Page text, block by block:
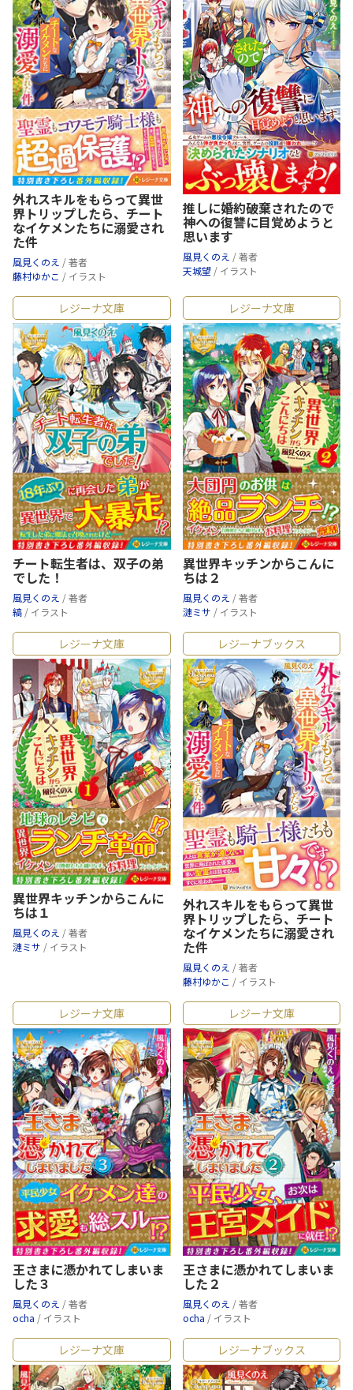
外れスキルをもらって異世
界トリップしたら、チート
なイケメンたちに溺愛され
た件
風見くのえ / 著者
藤村ゆかこ / イラスト
推しに婚約破棄されたので
神への復讐に目覚めようと
思います
風見くのえ / 著者
天城望 / イラスト
レジーナ文庫
チート転生者は、双子の弟
でした！
風見くのえ / 著者
縞 / イラスト
レジーナ文庫
異世界キッチンからこんに
ちは２
風見くのえ / 著者
漣ミサ / イラスト
レジーナ文庫
異世界キッチンからこんに
ちは１
風見くのえ / 著者
漣ミサ / イラスト
レジーナブックス
外れスキルをもらって異世
界トリップしたら、チート
なイケメンたちに溺愛され
た件
風見くのえ / 著者
藤村ゆかこ / イラスト
レジーナ文庫
王さまに憑かれてしまいま
した３
風見くのえ / 著者
ocha / イラスト
レジーナ文庫
王さまに憑かれてしまいま
した２
風見くのえ / 著者
ocha / イラスト
レジーナ文庫 レジーナブックス